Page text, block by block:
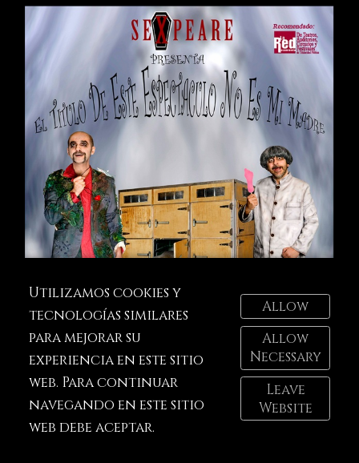
Utilizamos cookies y
tecnologías similares
para mejorar su
experiencia en este sitio
web. Para continuar
navegando en este sitio
web debe aceptar.
Allow
Allow
Necessary
Leave
Website